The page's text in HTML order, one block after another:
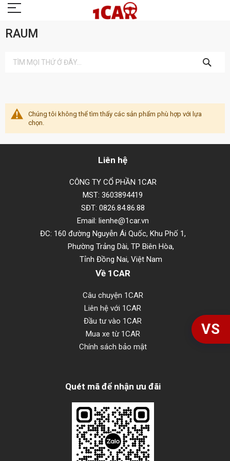
RAUM
KIẾM
Chúng tôi không thể tìm thấy các sản phẩm phù hợp với lựa
chọn.
Liên hệ
CÔNG TY CỔ PHẦN 1CAR
MST: 3603894419
SĐT: 0826.84.86.88
Email: lienhe@1car.vn
ĐC: 160 đường Nguyễn Ái Quốc, Khu Phố 1,
Phường Trảng Dài, TP Biên Hòa,
Tỉnh Đồng Nai, Việt Nam
Về 1CAR
Câu chuyện 1CAR
Liên hệ với 1CAR
Đầu tư vào 1CAR
Mua xe từ 1CAR
Chính sách bảo mật
Quét mã để nhận ưu đãi
VS